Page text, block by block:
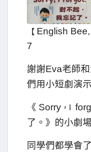
【 English
7
謝謝Eva老師
們用小短劇演
《 Sorry，
了 。》的小劇
同學們都學會